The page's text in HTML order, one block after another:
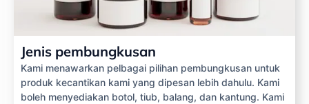
Jenis pembungkusan
Kami menawarkan pelbagai pilihan pembungkusan untuk
produk kecantikan kami yang dipesan lebih dahulu. Kami
boleh menyediakan botol, tiub, balang, dan kantung. Kami